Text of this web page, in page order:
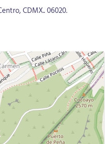
CDMX.. 06020.